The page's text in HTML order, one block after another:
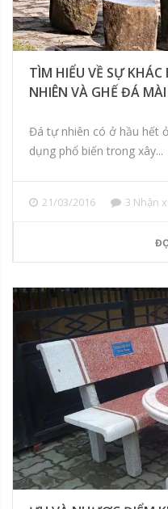
TÌM HIỂU VỀ SỰ
NHIÊN VÀ GHẾ ĐÁ MÀI
Đá tự nhiên có ở hầu hết
dụng phổ biến trong xây...
21/03/2016 3 Nhận